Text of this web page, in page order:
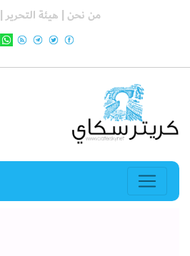
من نحن | هيئة التحرير |